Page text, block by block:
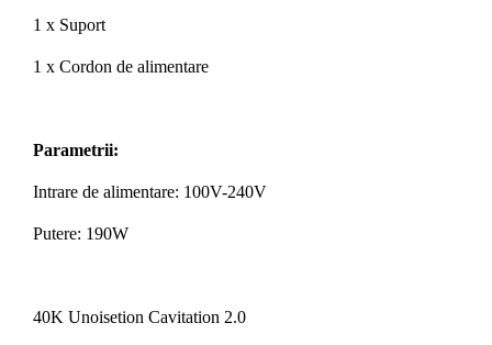
1 x Suport
1 x Cordon de alimentare
Parametrii:
Intrare de alimentare: 100V-240V
Putere: 190W
40K Unoisetion Cavitation 2.0